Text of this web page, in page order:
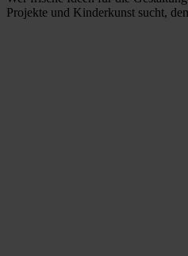
Projekte und Kinderkunst sucht,